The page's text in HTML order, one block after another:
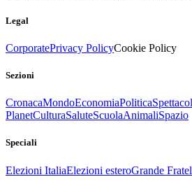
Legal
CorporatePrivacy PolicyCookie Policy
Sezioni
CronacaMondoEconomiaPolitica
PlanetCulturaSaluteScuolaAnimaliSpazio
Speciali
Elezioni ItaliaElezioni esteroGrande